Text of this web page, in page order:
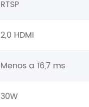
RTSP
2,0 HDMI
Menos a 16,7 ms
30W